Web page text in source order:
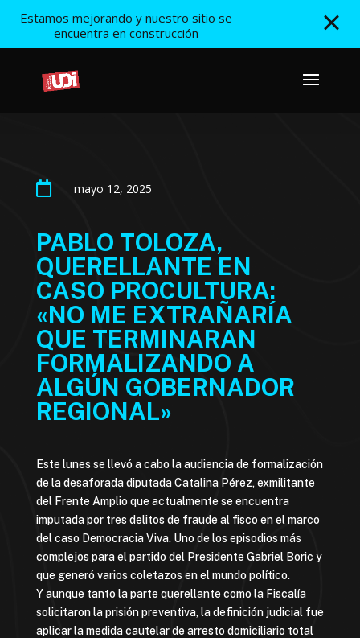
Estamos mejorando y nuestro sitio se
encuentra en construcción
 mayo 12, 2025
PABLO TOLOZA,
QUERELLANTE EN
CASO PROCULTURA:
«NO ME EXTRAÑARÍA
QUE TERMINARAN
FORMALIZANDO A
ALGÚN GOBERNADOR
REGIONAL»
Este lunes se llevó a cabo la audiencia de formalización
de la desaforada diputada Catalina Pérez, exmilitante
del Frente Amplio que actualmente se encuentra
imputada por tres delitos de fraude al fisco en el marco
del caso Democracia Viva. Uno de los episodios más
complejos para el partido del Presidente Gabriel Boric y
que generó varios coletazos en el mundo político.
Y aunque tanto la parte querellante como la Fiscalía
solicitaron la prisión preventiva, la definición judicial fue
aplicar la medida cautelar de arresto domiciliario total